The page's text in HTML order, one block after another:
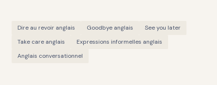
Dire au revoir anglais Goodbye anglais
See you later
Take care anglais
Expressions informelles anglais
Anglais conversationnel